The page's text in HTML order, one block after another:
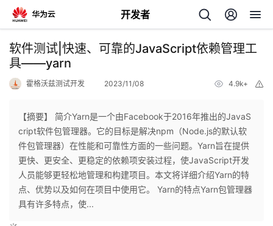
开发者
返
回
个
人
主
我
的
我
软件测试|快速、可靠的JavaScript依赖管理工
具——yarn
霍格沃兹测试开发 2023/11/08 4.9k+
【摘要】 简介Yarn是一个由Facebook于2016年推出的JavaS
cript软件包管理器。它的目标是解决npm（Node.js的默认软
件包管理器）在性能和可靠性方面的一些问题。Yarn旨在提供
更快、更安全、更稳定的依赖项安装过程，使JavaScript开发
人员能够更轻松地管理和构建项目。本文将详细介绍Yarn的特
点、优势以及如何在项目中使用它。 Yarn的特点Yarn包管理器
具有许多特点，使...